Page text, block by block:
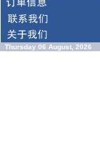
Thursday 06 August, 2026